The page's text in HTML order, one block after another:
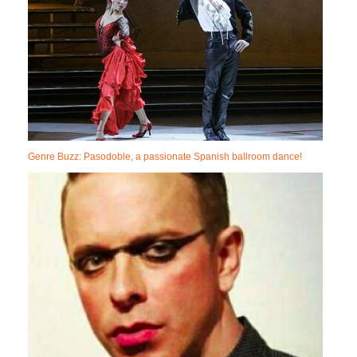
Genre Buzz: Pasodoble, a passionate Spanish ballroom dance!